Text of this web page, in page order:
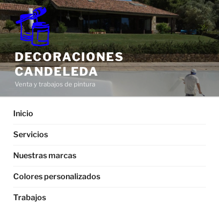
Saltar
al
contenido
DECORACIONES
CANDELEDA
Venta y trabajos de pintura
Inicio
Servicios
Nuestras marcas
Colores personalizados
Trabajos